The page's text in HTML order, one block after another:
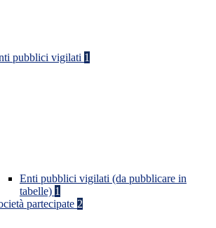
pubblici vigilati 1
Enti pubblici vigilati (da pubblicare in
tabelle) 1
partecipate 2